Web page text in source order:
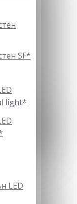
SF*
light*
LED